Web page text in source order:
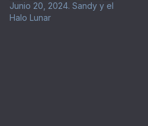
Junio 20, 2024. Sandy y el
Halo Lunar